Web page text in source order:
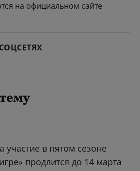
на официальном сайте
участие в пятом сезоне
продлится до 14 марта